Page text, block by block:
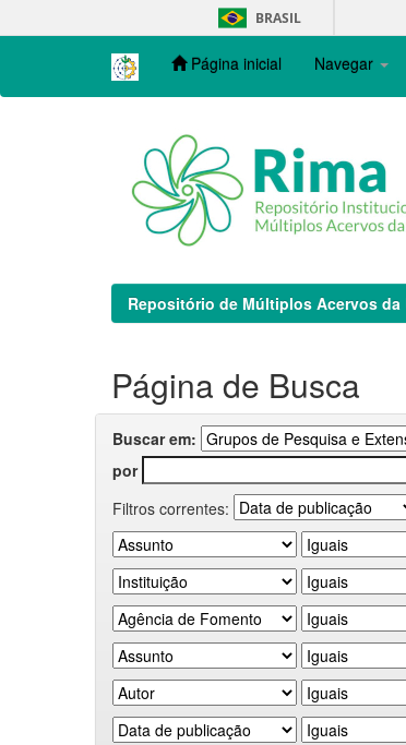
navigation
BRASIL
Página inicial Navegar
Repositório de Múltiplos Acervos da
Página de Busca
Buscar em:
por
Filtros correntes: